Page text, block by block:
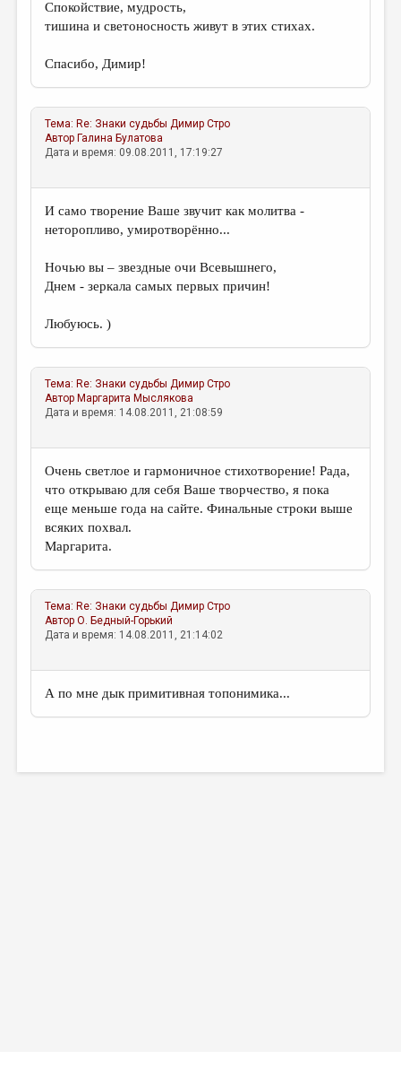
ПУБЛИЦИСТИКА
ЦИКЛЫ ПУБЛИКАЦИЙ
ТРЕДИАКОВСКИЙ
МЕДИА
Спокойствие, мудрость,
тишина и светоносность живут в этих стихах.
Спасибо, Димир!
Тема: Re: Знаки судьбы Димир Стро
Автор Галина Булатова
Дата и время: 09.08.2011, 17:19:27
И само творение Ваше звучит как молитва -
неторопливо, умиротворённо...
Ночью вы – звездные очи Всевышнего,
Днем - зеркала самых первых причин!
Любуюсь. )
Тема: Re: Знаки судьбы Димир Стро
Автор Маргарита Мыслякова
Дата и время: 14.08.2011, 21:08:59
Очень светлое и гармоничное стихотворение! Рада,
что открываю для себя Ваше творчество, я пока
еще меньше года на сайте. Финальные строки выше
всяких похвал.
Маргарита.
Тема: Re: Знаки судьбы Димир Стро
АвторО. Бедный-Горький
Дата и время: 14.08.2011, 21:14:02
А по мне дык примитивная топонимика...